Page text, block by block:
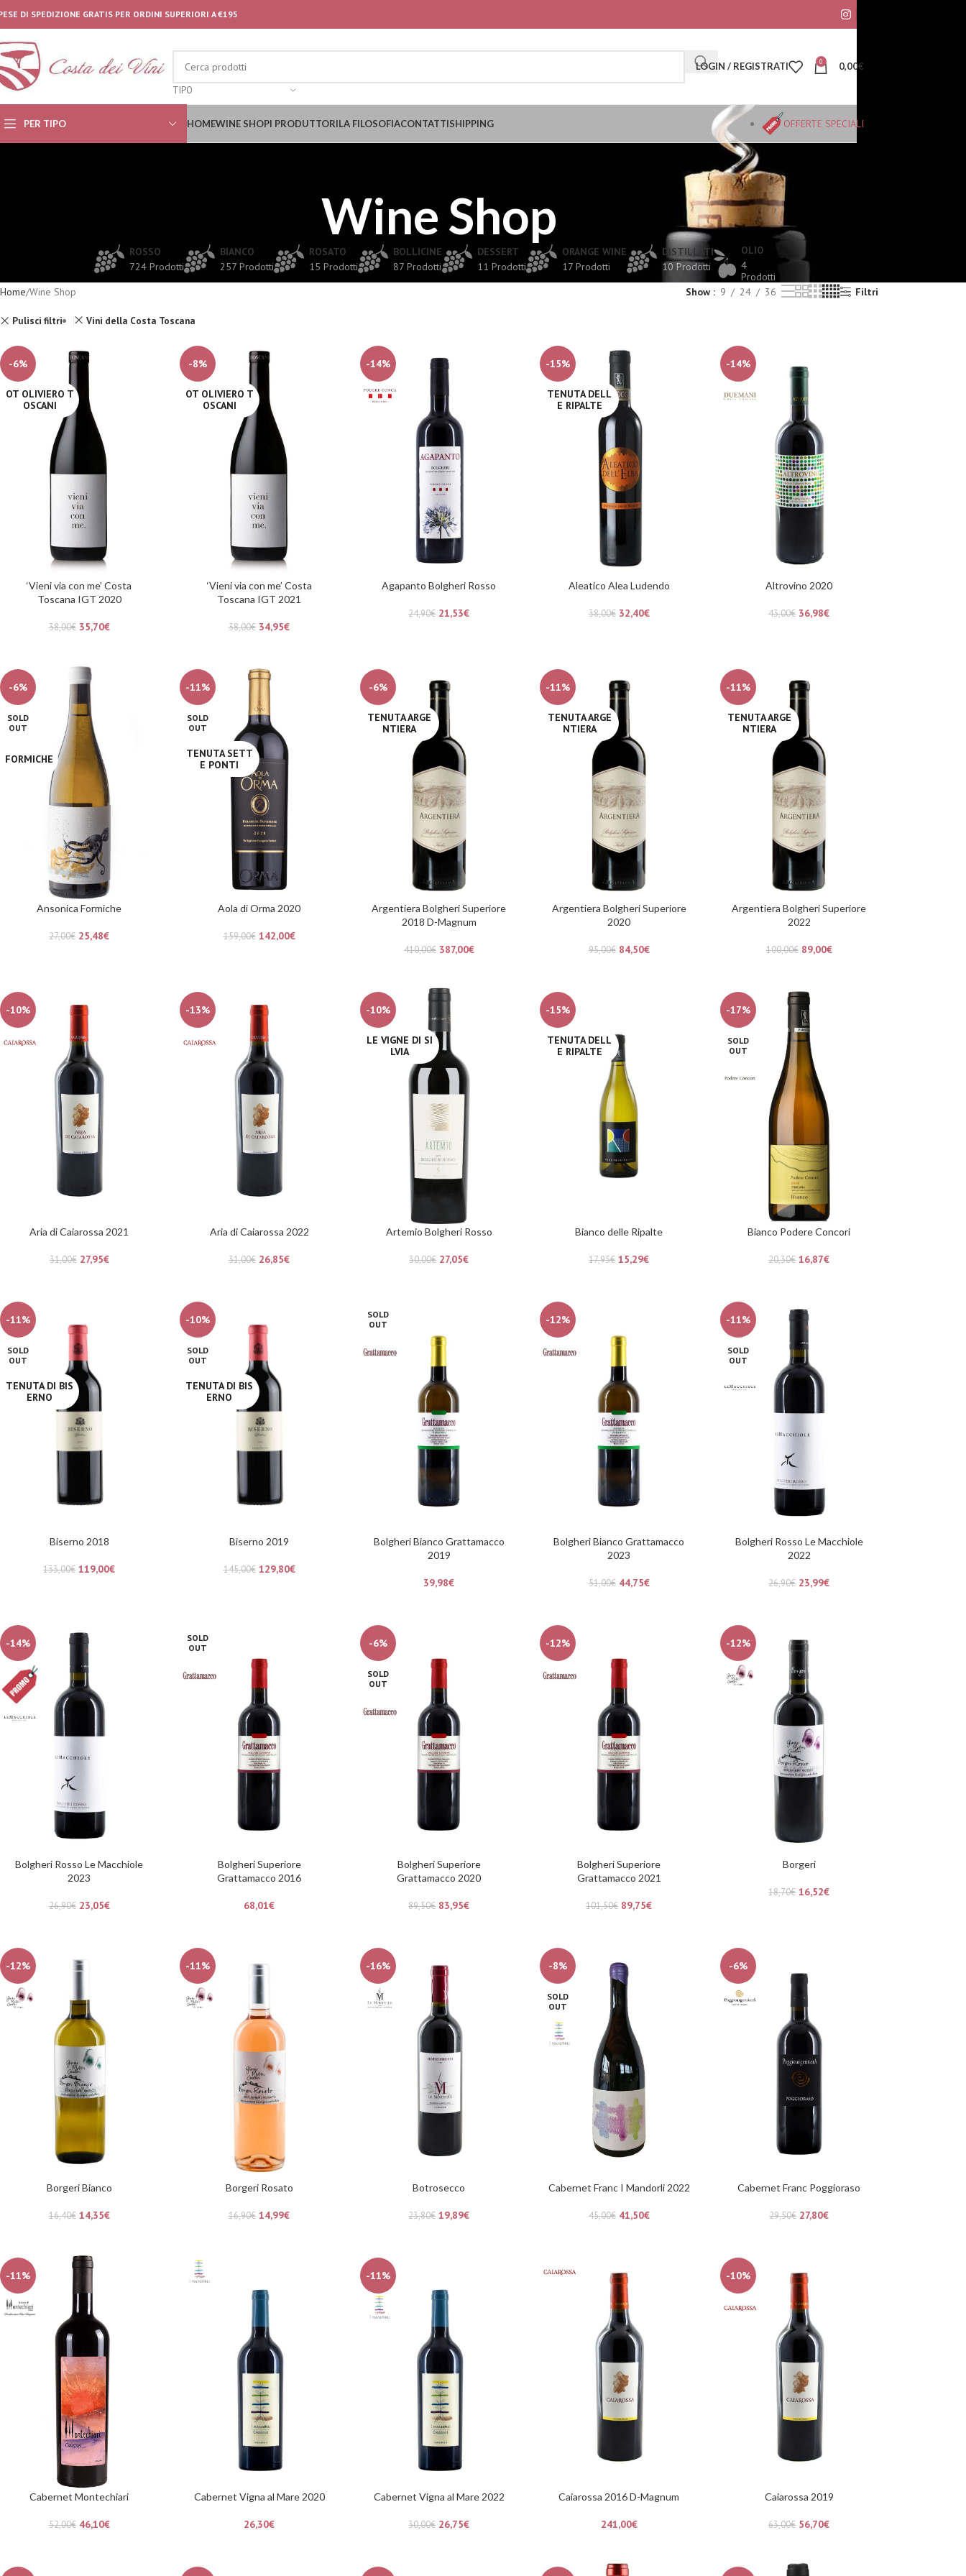
DI SPEDIZIONE GRATIS PER ORDINI SUPERIORI A €195
TIPO
LOGIN / REGISTRATI 0 0,00€
PER TIPO HOMEWINE SHOPI PRODUTTORILA FILOSOFIACONTATTISHIPPING OFFERTE SPECIALI
Wine Shop
ROSSO
724 Prodotti
BIANCO
257 Prodotti
ROSATO
15 Prodotti
BOLLICINE
87 Prodotti
DESSERT
11 Prodotti
ORANGE WINE
17 Prodotti
DISTILLATI
10 Prodotti
OLIO
4
Prodotti
Home Wine Shop Show 9 24 36 Filtri
Pulisci filtri Vini della Costa Toscana
-6%
OT OLIVIERO T
OSCANI
‘Vieni via con me’ Costa
Toscana IGT 2020
38,00€ 35,70€
-8%
OT OLIVIERO T
OSCANI
‘Vieni via con me’ Costa
Toscana IGT 2021
38,00€ 34,95€
-14%
Agapanto Bolgheri Rosso
24,90€ 21,53€
-15%
TENUTA DELL
E RIPALTE
Aleatico Alea Ludendo
38,00€ 32,40€
-14%
Altrovino 2020
43,00€ 36,98€
-6%
SOLD
OUT
FORMICHE
Ansonica Formiche
27,00€ 25,48€
-11%
SOLD
OUT
TENUTA SETT
E PONTI
Aola di Orma 2020
159,00€ 142,00€
-6%
TENUTA ARGE
NTIERA
Argentiera Bolgheri Superiore
2018 D-Magnum
410,00€ 387,00€
-11%
TENUTA ARGE
NTIERA
Argentiera Bolgheri Superiore
2020
95,00€ 84,50€
-11%
TENUTA ARGE
NTIERA
Argentiera Bolgheri Superiore
2022
100,00€ 89,00€
-10%
Aria di Caiarossa 2021
31,00€ 27,95€
-13%
Aria di Caiarossa 2022
31,00€ 26,85€
-10%
LE VIGNE DI SI
LVIA
Artemio Bolgheri Rosso
30,00€ 27,05€
-15%
TENUTA DELL
E RIPALTE
Bianco delle Ripalte
17,95€ 15,29€
-17%
SOLD
OUT
Bianco Podere Concori
20,30€ 16,87€
-11%
SOLD
OUT
TENUTA DI BIS
ERNO
Biserno 2018
133,00€ 119,00€
-10%
SOLD
OUT
TENUTA DI BIS
ERNO
Biserno 2019
145,00€ 129,80€
SOLD
OUT
Bolgheri Bianco Grattamacco
2019
39,98€
-12%
Bolgheri Bianco Grattamacco
2023
51,00€ 44,75€
-11%
SOLD
OUT
Bolgheri Rosso Le Macchiole
2022
26,90€ 23,99€
-14%
Bolgheri Rosso Le Macchiole
2023
26,90€ 23,05€
SOLD
OUT
Bolgheri Superiore
Grattamacco 2016
68,01€
-6%
SOLD
OUT
Bolgheri Superiore
Grattamacco 2020
89,50€ 83,95€
-12%
Bolgheri Superiore
Grattamacco 2021
101,50€ 89,75€
-12%
Borgeri
18,70€ 16,52€
-12%
Borgeri Bianco
16,40€ 14,35€
-11%
Borgeri Rosato
16,90€ 14,99€
-16%
Botrosecco
23,80€ 19,89€
-8%
SOLD
OUT
Cabernet Franc I Mandorli 2022
45,00€ 41,50€
-6%
Cabernet Franc Poggioraso
29,50€ 27,80€
-11%
Cabernet Montechiari
52,00€ 46,10€
Cabernet Vigna al Mare 2020
26,30€
-11%
Cabernet Vigna al Mare 2022
30,00€ 26,75€
Caiarossa 2016 D-Magnum
241,00€
-10%
Caiarossa 2019
63,00€ 56,70€